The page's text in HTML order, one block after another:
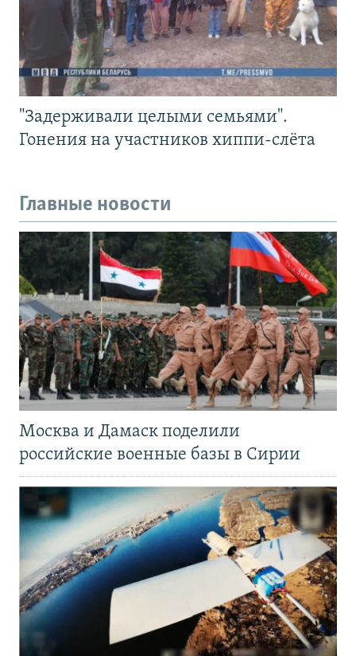
"Задерживали целыми семьями".
Гонения на участников хиппи-слёта
Главные новости
Москва и Дамаск поделили
российские военные базы в Сирии